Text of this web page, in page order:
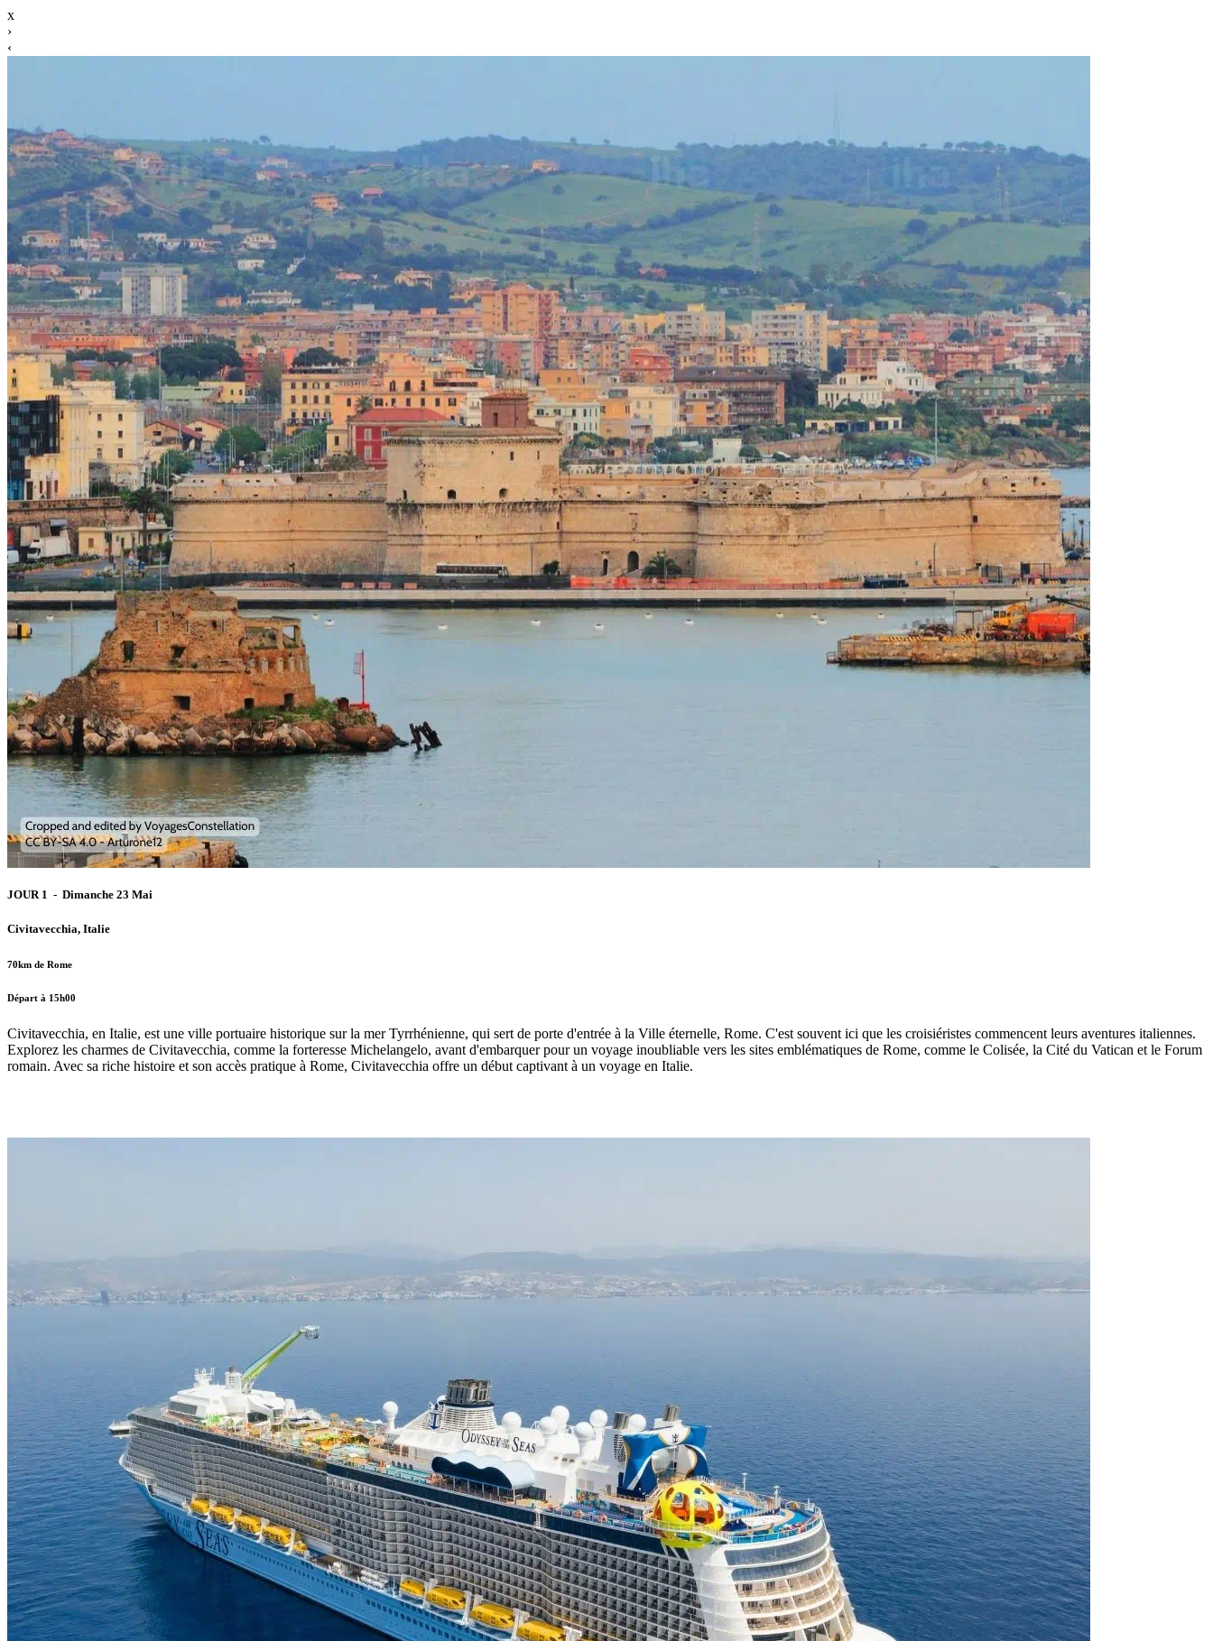
x
›
‹
JOUR 1 - Dimanche 23 Mai
Civitavecchia, Italie
70km de Rome
Départ à 15h00
Civitavecchia, en Italie, est une ville portuaire historique sur la mer Tyrrhénienne, qui sert de porte d'entrée à la Ville éternelle, Rome. C'est souvent ici que les croisiéristes commencent leurs aventures italiennes.
Explorez les charmes de Civitavecchia, comme la forteresse Michelangelo, avant d'embarquer pour un voyage inoubliable vers les sites emblématiques de Rome, comme le Colisée, la Cité du Vatican et le Forum
romain. Avec sa riche histoire et son accès pratique à Rome, Civitavecchia offre un début captivant à un voyage en Italie.